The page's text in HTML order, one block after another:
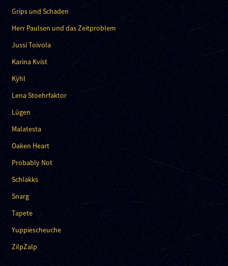
Grips und Schaden
Herr Paulsen und das Zeitproblem
Jussi Toivola
Karina Kvist
Kÿhl
Lena Stoehrfaktor
Lügen
Malatesta
Oaken Heart
Probably Not
Schlakks
Snarg
Tapete
Yuppiescheuche
ZilpZalp